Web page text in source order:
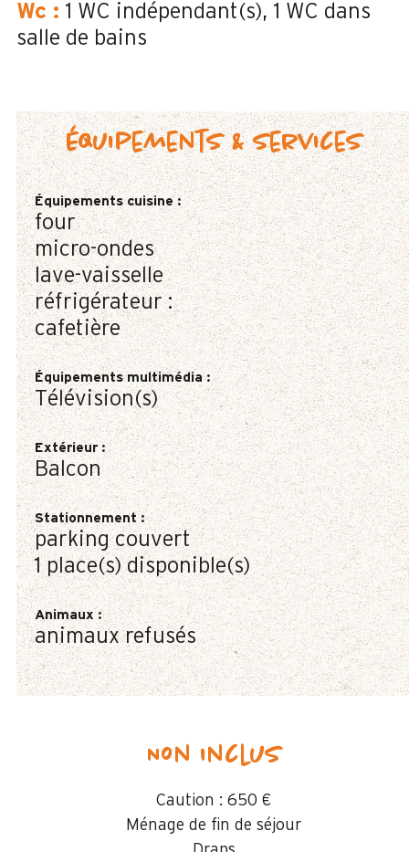
Wc : 1 WC indépendant(s) 1 WC dans
salle de bains
Équipements & services
Équipements cuisine:
four
micro-ondes
lave-vaisselle
réfrigérateur :
cafetière
Équipements multimédia:
Télévision(s)
Extérieur :
Balcon
Stationnement:
parking couvert
1 place(s) disponible(s)
Animaux :
animaux refusés
Non inclus
Caution : 650 €
Ménage de fin de séjour